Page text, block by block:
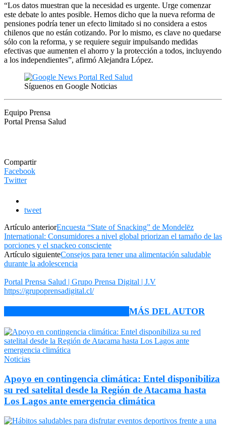
“Los datos muestran que la necesidad es urgente. Urge comenzar
este debate lo antes posible. Hemos dicho que la nueva reforma de
pensiones podría tener un efecto limitado si no considera a estos
chilenos que no están cotizando. Por lo mismo, es clave no quedarse
sólo con la reforma, y se requiere seguir impulsando medidas
efectivas que aumenten el ahorro y la protección a todos, incluyendo
a los independientes”, afirmó Alejandra López.
Síguenos en Google Noticias
Equipo Prensa
Portal Prensa Salud
Compartir
Facebook
Twitter
tweet
Artículo anteriorEncuesta “State of Snacking” de Mondelēz
International: Consumidores a nivel global priorizan el tamaño de las
porciones y el snackeo consciente
Artículo siguienteConsejos para tener una alimentación saludable
durante la adolescencia
Portal Prensa Salud | Grupo Prensa Digital | J.V
https://grupoprensadigital.cl/
MÁS DEL AUTOR
Noticias
Apoyo en contingencia climática: Entel disponibiliza
su red satelital desde la Región de Atacama hasta
Los Lagos ante emergencia climática